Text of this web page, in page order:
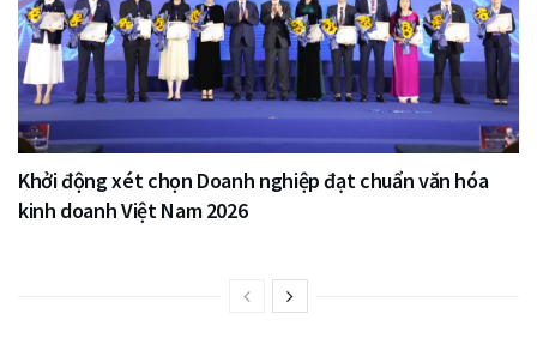
Khởi động xét chọn Doanh nghiệp đạt chuẩn văn hóa
kinh doanh Việt Nam 2026